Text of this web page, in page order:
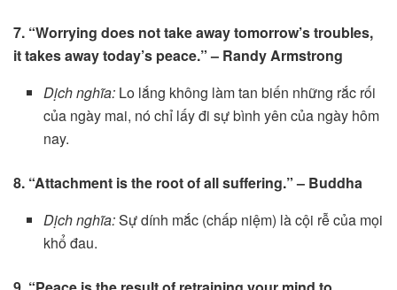
7. “Worrying does not take away tomorrow’s troubles,
it takes away today’s peace.” – Randy Armstrong
Dịch nghĩa: Lo lắng không làm tan biến những rắc rối
của ngày mai, nó chỉ lấy đi sự bình yên của ngày hôm
nay.
8. “Attachment is the root of all suffering.” – Buddha
Dịch nghĩa:Sự dính mắc (chấp niệm) là cội rễ của mọi
khổ đau.